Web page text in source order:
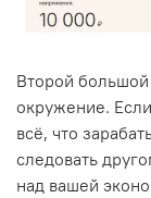
Второй
окружение.
всё, что
следовать
над вашей